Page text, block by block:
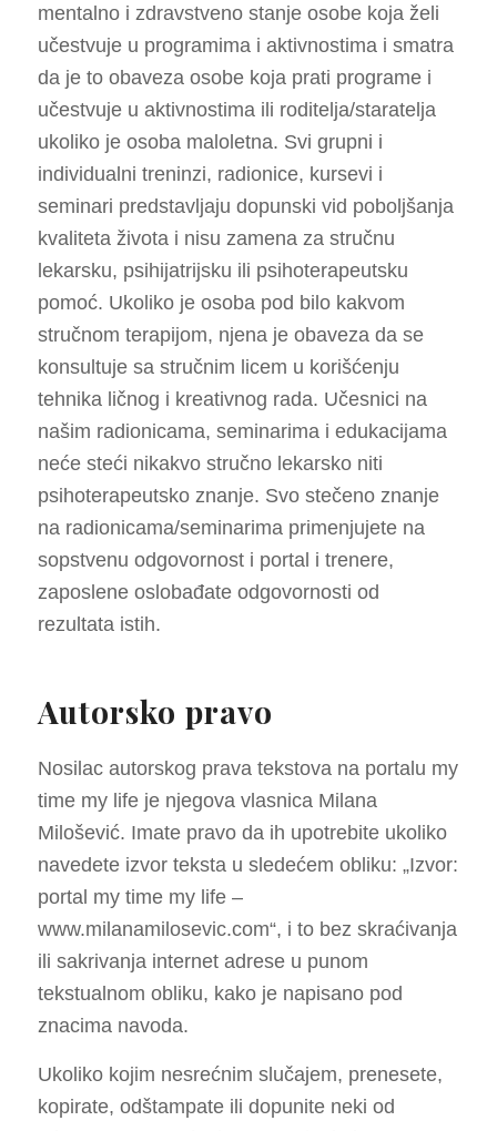
mentalno i zdravstveno stanje osobe koja želi
učestvuje u programima i aktivnostima i smatra
da je to obaveza osobe koja prati programe i
učestvuje u aktivnostima ili roditelja/staratelja
ukoliko je osoba maloletna. Svi grupni i
individualni treninzi, radionice, kursevi i
seminari predstavljaju dopunski vid poboljšanja
kvaliteta života i nisu zamena za stručnu
lekarsku, psihijatrijsku ili psihoterapeutsku
pomoć. Ukoliko je osoba pod bilo kakvom
stručnom terapijom, njena je obaveza da se
konsultuje sa stručnim licem u korišćenju
tehnika ličnog i kreativnog rada. Učesnici na
našim radionicama, seminarima i edukacijama
neće steći nikakvo stručno lekarsko niti
psihoterapeutsko znanje. Svo stečeno znanje
na radionicama/seminarima primenjujete na
sopstvenu odgovornost i portal i trenere,
zaposlene oslobađate odgovornosti od
rezultata istih.
Autorsko pravo
Nosilac autorskog prava tekstova na portalu my
time my life je njegova vlasnica Milana
Milošević. Imate pravo da ih upotrebite ukoliko
navedete izvor teksta u sledećem obliku: „Izvor:
portal my time my life –
www.milanamilosevic.com“, i to bez skraćivanja
ili sakrivanja internet adrese u punom
tekstualnom obliku, kako je napisano pod
znacima navoda.
Ukoliko kojim nesrećnim slučajem, prenesete,
kopirate, odštampate ili dopunite neki od